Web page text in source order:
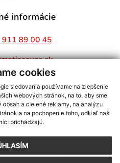
cookies
sledovania používame na zlepšenie
webových stránok, na to, aby sme
a cielené reklamy, na analýzu
a na pochopenie toho, odkiaľ naši
prichádzajú.
informácie
89 00 45
informácií s využitím RSS
2,Mapa stránok,web portál
,domény,registrácia domény
05.08.2026